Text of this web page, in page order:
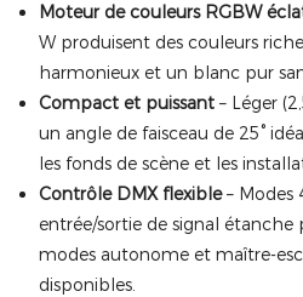
Moteur de couleurs RGBW
W produisent des couleurs
harmonieux et un blanc pur
Compact et puissant– Léger
un angle de faisceau de 25°
les fonds de scène et les
Contrôle DMX flexible– Modes
entrée/sortie de signal étanche
modes autonome et maître-
disponibles.